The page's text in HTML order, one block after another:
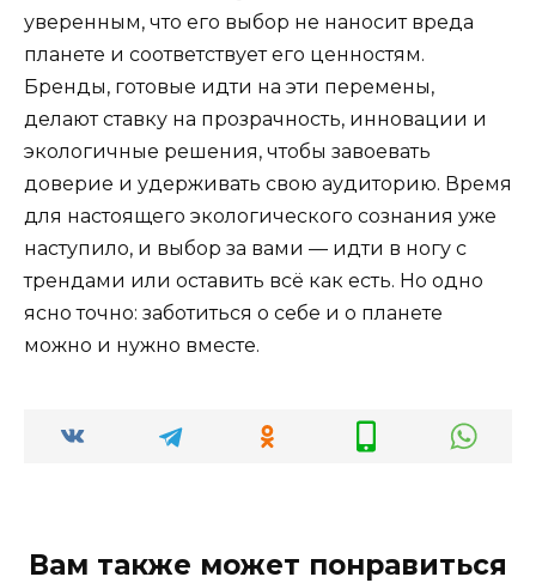
уверенным, что его выбор не наносит вреда
планете и соответствует его ценностям.
Бренды, готовые идти на эти перемены,
делают ставку на прозрачность, инновации и
экологичные решения, чтобы завоевать
доверие и удерживать свою аудиторию. Время
для настоящего экологического сознания уже
наступило, и выбор за вами — идти в ногу с
трендами или оставить всё как есть. Но одно
ясно точно: заботиться о себе и о планете
можно и нужно вместе.
Вам также может понравиться